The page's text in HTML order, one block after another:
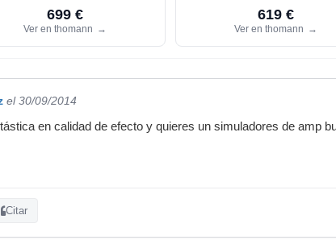
699 €
Ver en thomann →
619 €
Ver en thomann →
el 30/09/2014
en calidad de efecto y quieres un simuladores de amp
Citar